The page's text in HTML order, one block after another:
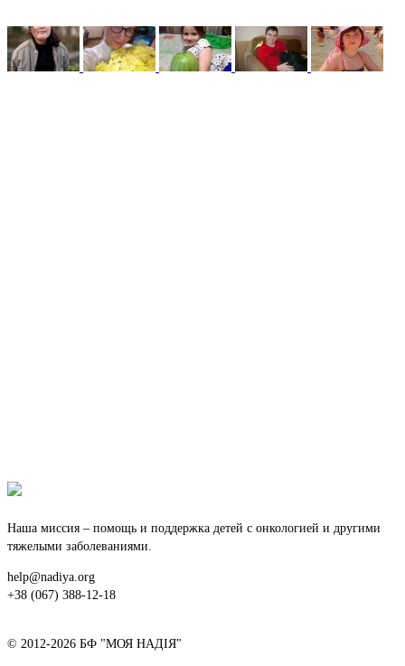
Наша миссия – помощь и поддержка детей с онкологией и другими
тяжелыми заболеваниями.
help@nadiya.org
+38 (067) 388-12-18
© 2012-2026 БФ "МОЯ НАДІЯ"